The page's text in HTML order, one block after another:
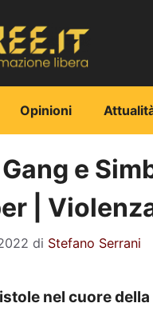
Opinioni
e
|
di Stefano Serrani
nel cuore